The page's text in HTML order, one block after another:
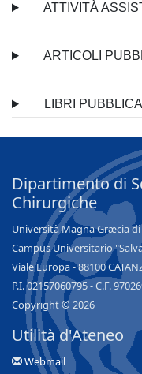
ATTIVITÀ
ARTICOLI
LIBRI
Dipartimento di
Chirurgiche
Università Magna Græcia
Campus Universitario
Viale Europa - 88100
P.I. 02157060795 - C.F.
Copyright © 2026
Utilità d'Ateneo
Webmail